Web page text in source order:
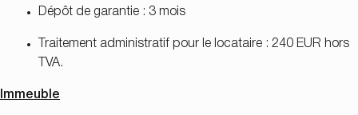
Dépôt de garantie : 3 mois
Traitement administratif pour le locataire : 240 EUR hors
TVA.
Immeuble